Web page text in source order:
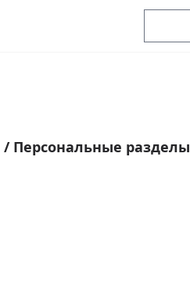
/ Персональные разделы